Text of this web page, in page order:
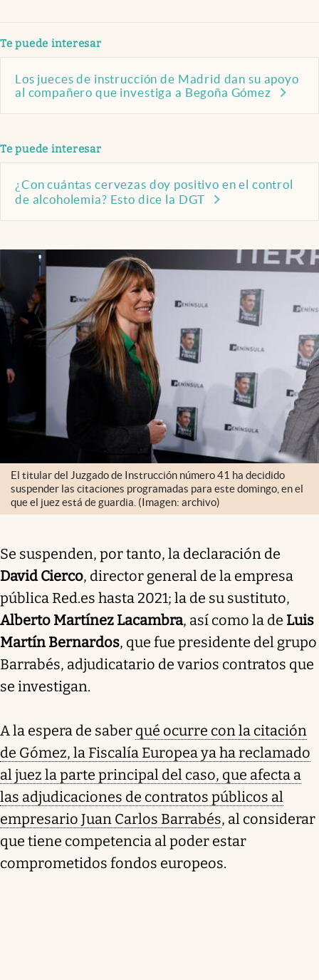
Te puede interesar
Los jueces de instrucción de Madrid dan su apoyo
al compañero que investiga a Begoña Gómez
Te puede interesar
¿Con cuántas cervezas doy positivo en el control
de alcoholemia? Esto dice la DGT
El titular del Juzgado de Instrucción número 41 ha decidido
suspender las citaciones programadas para este domingo, en el
que el juez está de guardia. (Imagen: archivo)
Se suspenden, por tanto, la declaración de
David Cierco, director general de la empresa
pública Red.es hasta 2021; la de su sustituto,
Alberto Martínez Lacambra, así como la de Luis
Martín Bernardos, que fue presidente del grupo
Barrabés, adjudicatario de varios contratos que
se investigan.
A la espera de saber qué ocurre con la citación
de Gómez, la Fiscalía Europea ya ha reclamado
al juez la parte principal del caso, que afecta a
las adjudicaciones de contratos públicos al
empresario Juan Carlos Barrabés, al considerar
que tiene competencia al poder estar
comprometidos fondos europeos.